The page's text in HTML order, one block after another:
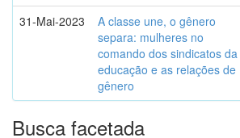
31-Mai-2023
A classe une, o gênero
separa: mulheres no
comando dos sindicatos da
educação e as relações de
gênero
Busca facetada